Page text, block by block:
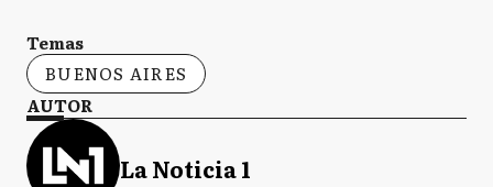
Temas
BUENOS AIRES
AUTOR
La Noticia 1